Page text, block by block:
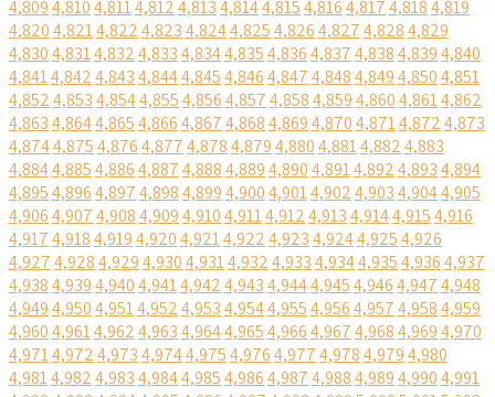
4,8094,8104,8114,8124,8134,8144,8154,8164,8174,8184,819
4,8204,8214,8224,8234,8244,8254,8264,8274,8284,829
4,8304,8314,8324,8334,8344,8354,8364,8374,8384,8394,840
4,8414,8424,8434,8444,8454,8464,8474,8484,8494,8504,851
4,8524,8534,8544,8554,8564,8574,8584,8594,8604,8614,862
4,8634,8644,8654,8664,8674,8684,8694,8704,8714,8724,873
4,8744,8754,8764,8774,8784,8794,8804,8814,8824,883
4,8844,8854,8864,8874,8884,8894,8904,8914,8924,8934,894
4,8954,8964,8974,8984,8994,9004,9014,9024,9034,9044,905
4,9064,9074,9084,9094,9104,9114,9124,9134,9144,9154,916
4,9174,9184,9194,9204,9214,9224,9234,9244,9254,926
4,9274,9284,9294,9304,9314,9324,9334,9344,9354,9364,937
4,9384,9394,9404,9414,9424,9434,9444,9454,9464,9474,948
4,9494,9504,9514,9524,9534,9544,9554,9564,9574,9584,959
4,9604,9614,9624,9634,9644,9654,9664,9674,9684,9694,970
4,9714,9724,9734,9744,9754,9764,9774,9784,9794,980
4,9814,9824,9834,9844,9854,9864,9874,9884,9894,9904,991